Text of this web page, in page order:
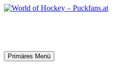
Zum
Suchen
Primäres Menü